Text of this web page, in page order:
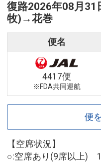
復路2026年08月31
牧) →花巻
便名
4417便
※FDA共同運航
便
【空席状況】
○:空席あり(9席以上)